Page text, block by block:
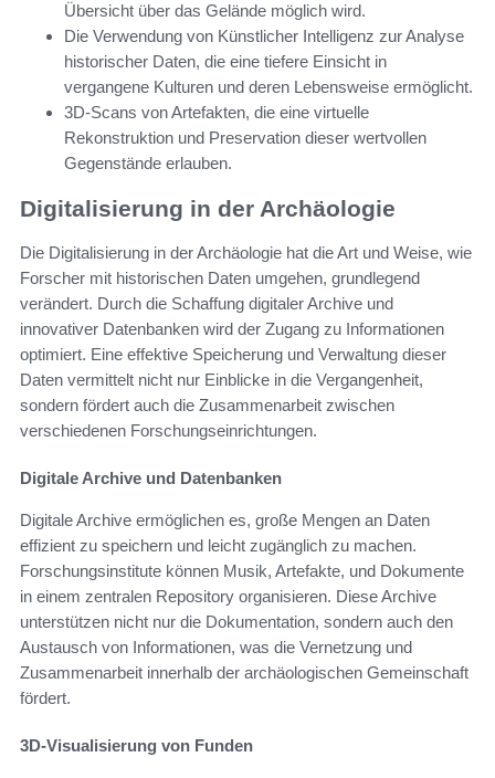
Übersicht über das Gelände möglich wird.
Die Verwendung von Künstlicher Intelligenz zur Analyse
historischer Daten, die eine tiefere Einsicht in
vergangene Kulturen und deren Lebensweise ermöglicht.
3D-Scans von Artefakten, die eine virtuelle
Rekonstruktion und Preservation dieser wertvollen
Gegenstände erlauben.
Digitalisierung in der Archäologie
Die Digitalisierung in der Archäologie hat die Art und Weise, wie
Forscher mit historischen Daten umgehen, grundlegend
verändert. Durch die Schaffung digitaler Archive und
innovativer Datenbanken wird der Zugang zu Informationen
optimiert. Eine effektive Speicherung und Verwaltung dieser
Daten vermittelt nicht nur Einblicke in die Vergangenheit,
sondern fördert auch die Zusammenarbeit zwischen
verschiedenen Forschungseinrichtungen.
Digitale Archive und Datenbanken
Digitale Archive ermöglichen es, große Mengen an Daten
effizient zu speichern und leicht zugänglich zu machen.
Forschungsinstitute können Musik, Artefakte, und Dokumente
in einem zentralen Repository organisieren. Diese Archive
unterstützen nicht nur die Dokumentation, sondern auch den
Austausch von Informationen, was die Vernetzung und
Zusammenarbeit innerhalb der archäologischen Gemeinschaft
fördert.
3D-Visualisierung von Funden